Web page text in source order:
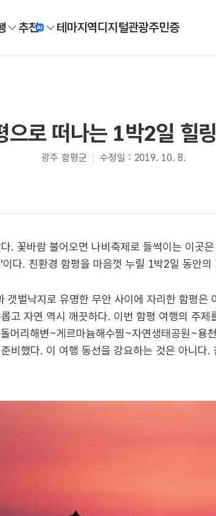
추천 테마지역디지털관광주민증
으로 떠나는 1박2일 힐
광주 함평군 수정일 : 2019. 10. 8.
. 꽃바람 불어오면 나비축제로 들썩이는 이곳
이다. 친환경 함평을 마음껏 누릴 1박2일 동안
갯벌낙지로 유명한 무안 사이에 자리한 함평은
고 자연 역시 깨끗하다. 이번 함평 여행의 주제
머리해변~게르마늄해수찜~자연생태공원~용
비했다. 이 여행 동선을 강요하는 것은 아니다